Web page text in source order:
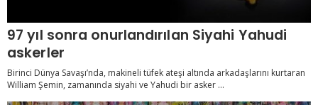
97 yıl sonra onurlandırılan Siyahi Yahudi
askerler
Birinci Dünya Savaşı’nda, makineli tüfek ateşi altında arkadaşlarını kurtaran
William Şemin, zamanında siyahi ve Yahudi bir asker ...